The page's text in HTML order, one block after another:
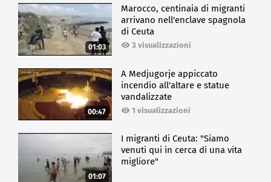
01:03
Marocco, centinaia di migranti
arrivano nell'enclave spagnola
di Ceuta
3 visualizzazioni
00:47
A Medjugorje appiccato
incendio all'altare e statue
vandalizzate
1 visualizzazioni
01:07
I migranti di Ceuta: "Siamo
venuti qui in cerca di una vita
migliore"